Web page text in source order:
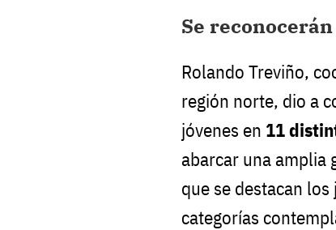
Se
Rolando Treviño,
región norte, dio a
jóvenes en 11
abarcar una amplia
que se destacan
categorías